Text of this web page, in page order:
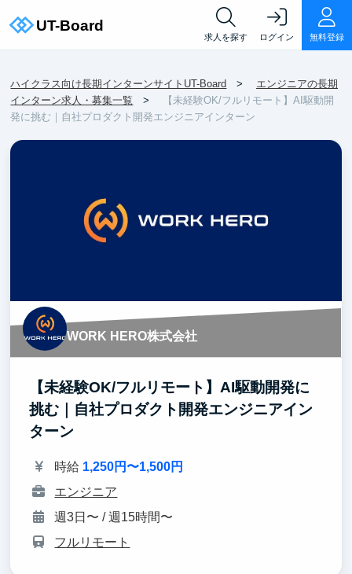
求人を探す ログイン 無料登録
ハイクラス向け長期インターンサイトUT-Board
エンジニアの長期
インターン求人・募集一覧
【未経験OK/フルリモート】AI駆動開
発に挑む｜自社プロダクト開発エンジニアインターン
WORK HERO株式会社
【未経験OK/フルリモート】AI駆動開発に
挑む｜自社プロダクト開発エンジニアイン
ターン
時給 1,250円〜1,500円
エンジニア
週3日〜 / 週15時間〜
フルリモート